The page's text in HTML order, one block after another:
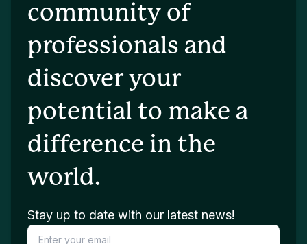
community of
professionals and
discover your
potential to make a
difference in the
world.
Stay up to date with our latest news!